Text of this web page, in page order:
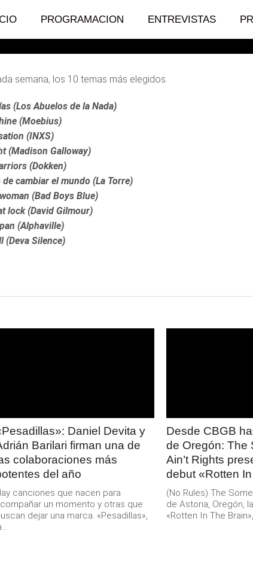
PROGRAMACION ENTREVISTAS
la semana
semana, los 10 temas más elegidos.
(Los Abuelos de la Nada)
(Moebius)
(INXS)
(Madison Galloway)
(Dokken)
de cambiar el mundo (La Torre)
(Bad Boys Blue)
lock (David Gilmour)
(Alphaville)
(Deva Silence)
Daniel Devita y
Barilari firman una de
colaboraciones más
del año
canciones que nacen para
un momento y otras que
dejar una marca. «Pesadillas»,
Desde CBGB
de Oregón: The
Ain’t Rights
debut «Rotten
(No Rules) The
de Astoria, Oregón,
«Rotten In The